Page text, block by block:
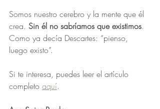
Somos nuestro cerebro y la mente que él
crea. Sin él no sabríamos que existimos.
Como ya decía Descartes: “pienso,
luego existo”.
Si te interesa, puedes leer el artículo
completo aquí.